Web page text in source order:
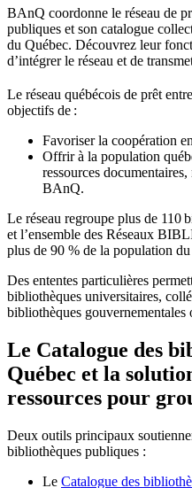
BAnQ coordonne le réseau de
publiques et son catalogue
du Québec. Découvrez leur
d’intégrer le réseau et de
Le réseau québécois de prêt
objectifs de :
Favoriser la coopération
Offrir à la population
ressources
BAnQ.
Le réseau regroupe plus de 110
et l’ensemble des Réseaux
plus de 90 % de la population
Des ententes particulières
bibliothèques universitaires,
bibliothèques gouvernementales
Le Catalogue des
Québec et la
ressources pour
Deux outils principaux
bibliothèques publiques :
Le Catalogue des